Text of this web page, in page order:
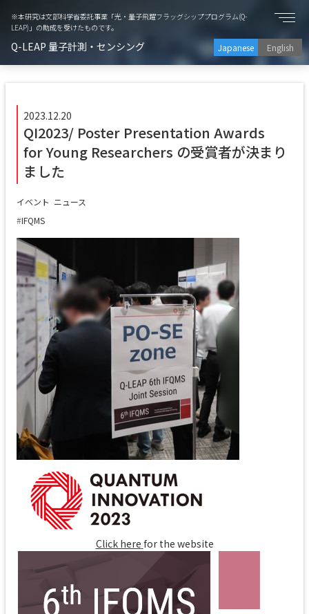
※本研究は文部科学省委託事業「光・量子飛躍フラッグシッププログラム(Q-
LEAP)」の助成を受けたものです。
Q-LEAP 量子計測・センシング Japanese English
2023.12.20
QI2023/ Poster Presentation Awards
for Young Researchers の受賞者が決まり
ました
イベント ニュース
IFQMS
Click here for the website